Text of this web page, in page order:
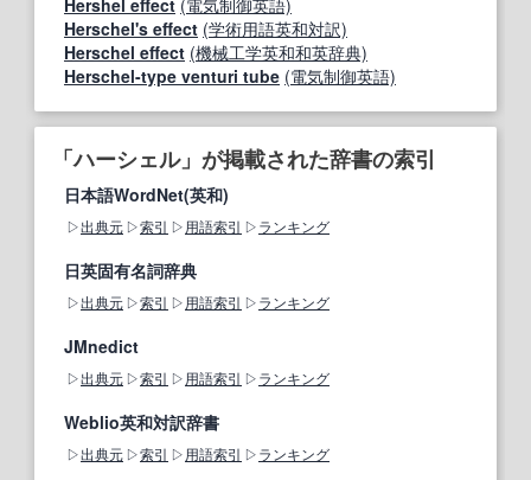
Hershel effect (電気制御英語)
Herschel's effect (学術用語英和対訳)
Herschel effect (機械工学英和和英辞典)
Herschel-type venturi tube (電気制御英語)
「ハーシェル」が掲載された辞書の索引
日本語WordNet(英和)
出典元 索引 用語索引 ランキング
日英固有名詞辞典
出典元 索引 用語索引 ランキング
JMnedict
出典元 索引 用語索引 ランキング
Weblio英和対訳辞書
出典元 索引 用語索引 ランキング